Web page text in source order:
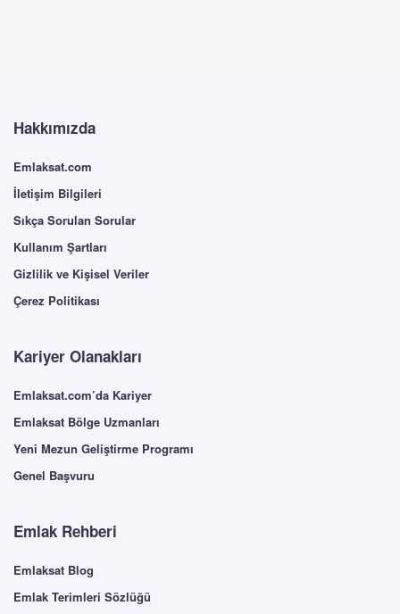
Hakkımızda
Emlaksat.com
İletişim Bilgileri
Sıkça Sorulan Sorular
Kullanım Şartları
Gizlilik ve Kişisel Veriler
Çerez Politikası
Kariyer Olanakları
Emlaksat.com’da Kariyer
Emlaksat Bölge Uzmanları
Yeni Mezun Geliştirme Programı
Genel Başvuru
Emlak Rehberi
Emlaksat Blog
Emlak Terimleri Sözlüğü